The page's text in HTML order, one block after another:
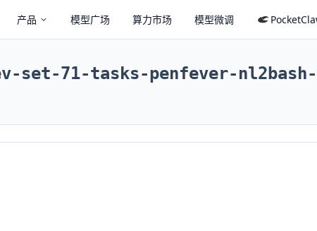
产品 模型广场 算力市场 模型微调
set-71-tasks-penfever-nl2bash-